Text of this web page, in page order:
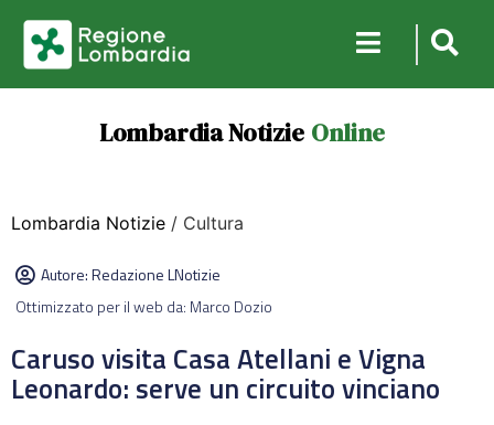
Lombardia Notizie Online
Lombardia Notizie / Cultura
Autore:Redazione LNotizie
Ottimizzato per il web da: Marco Dozio
Caruso visita Casa Atellani e Vigna
Leonardo: serve un circuito vinciano